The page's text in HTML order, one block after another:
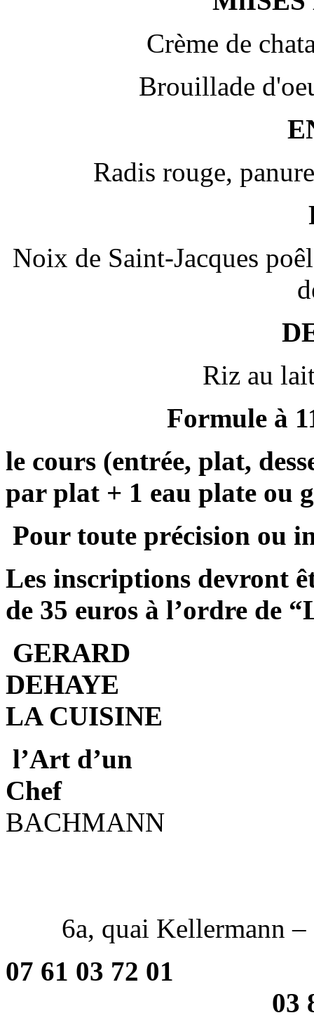
Crème de
Brouillade
Radis rouge,
Noix de Saint-Jacques
Riz au
Formule à
le cours (entrée, plat,
par plat + 1 eau plate ou
Pour toute précision ou
Les inscriptions devront
de 35 euros à l’ordre de
GERARD
LA CUISINE
l’Art d’un
BACHMANN
6a, quai Kellermann –
07 61
03